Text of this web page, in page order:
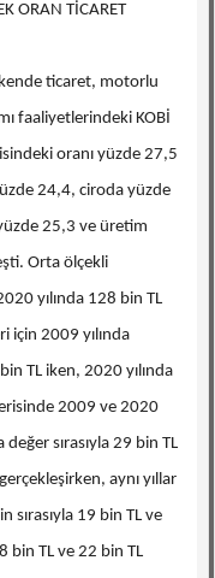
ORAN TİCARET
ticaret, motorlu
faaliyetlerindeki KOBİ
oranı yüzde 27,5
24,4, ciroda yüzde
25,3 ve üretim
Orta ölçekli
yılında 128 bin TL
için 2009 yılında
TL iken, 2020 yılında
2009 ve 2020
değer sırasıyla 29 bin TL
aynı yıllar
sırasıyla 19 bin TL ve
bin TL ve 22 bin TL